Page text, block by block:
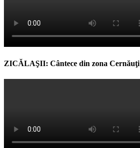
ZICĂLAŞII: Cântece din zona Cernăuţi